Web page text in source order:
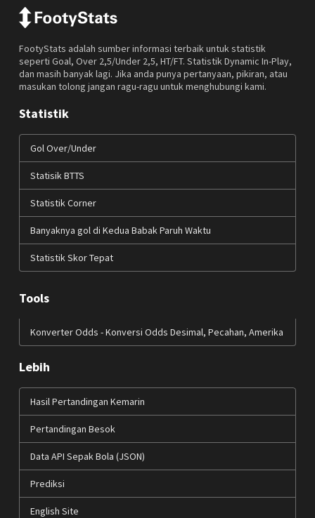
FootyStats adalah sumber informasi terbaik untuk statistik
seperti Goal, Over 2,5/Under 2,5, HT/FT. Statistik Dynamic In-Play,
dan masih banyak lagi. Jika anda punya pertanyaan, pikiran, atau
masukan tolong jangan ragu-ragu untuk menghubungi kami.
Statistik
Gol Over/Under
Statisik BTTS
Statistik Corner
Banyaknya gol di Kedua Babak Paruh Waktu
Statistik Skor Tepat
Tools
Konverter Odds - Konversi Odds Desimal, Pecahan, Amerika
Lebih
Hasil Pertandingan Kemarin
Pertandingan Besok
Data API Sepak Bola (JSON)
Prediksi
English Site